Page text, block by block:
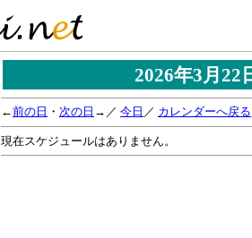
2026年3月
←前の日 ・ 次の日 →／ 今日 ／ カレンダーへ戻る
現在スケジュールはありません。